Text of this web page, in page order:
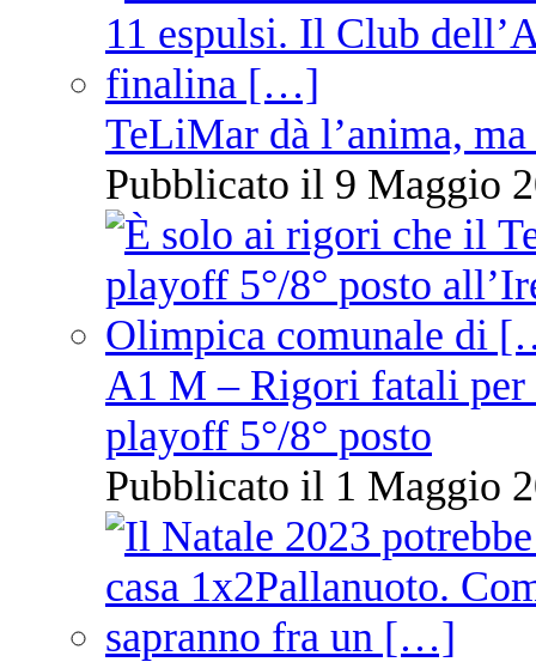
TeLiMar dà l’anima,
Pubblicato il 9 Maggio
A1 M – Rigori fatali
playoff 5°/8° posto
Pubblicato il 1 Maggio